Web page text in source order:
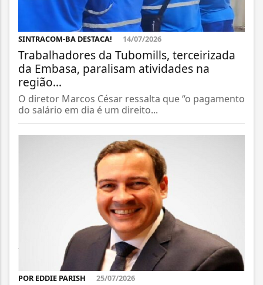
SINTRACOM-BA DESTACA! 14/07/2026
Trabalhadores da Tubomills, terceirizada
da Embasa, paralisam atividades na
região...
O diretor Marcos César ressalta que “o pagamento
do salário em dia é um direito...
POR EDDIE PARISH 25/07/2026